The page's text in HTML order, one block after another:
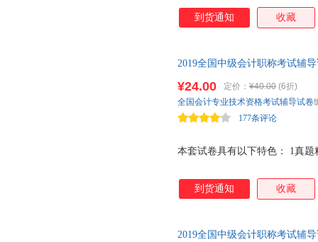
到货通知 收藏
2019全国中级会计职称考试辅
本套试卷具有以下特色： 1真
¥24.00 定价： ¥40.00 (6折)
177条评论
全国会计专业技术资格考试辅导试卷
到货通知 收藏
2019全国中级会计职称考试辅